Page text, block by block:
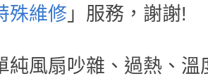
殊維修 」服務，謝謝!
純風扇吵雜、過熱、